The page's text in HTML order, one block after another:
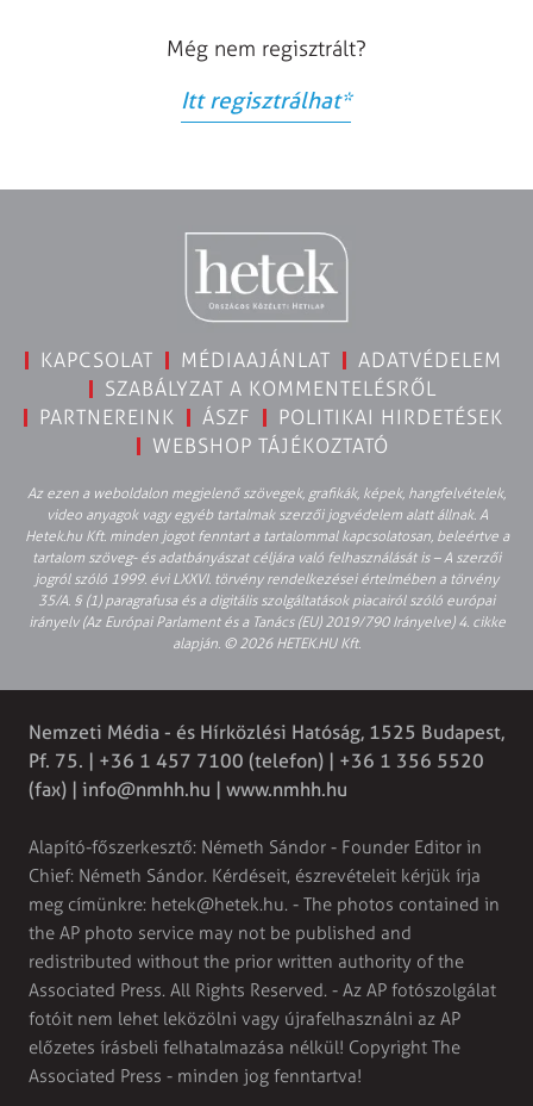
Még nem regisztrált?
Itt regisztrálhat*
KAPCSOLAT MÉDIAAJÁNLAT
ADATVÉDELEM
SZABÁLYZAT A KOMMENTELÉSRŐL
PARTNEREINK
ÁSZF
POLITIKAI HIRDETÉSEK
WEBSHOP TÁJÉKOZTATÓ
Az ezen a weboldalon megjelenő szövegek, grafikák, képek, hangfelvételek,
video anyagok vagy egyéb tartalmak szerzői jogvédelem alatt állnak. A
Hetek.hu Kft. minden jogot fenntart a tartalommal kapcsolatosan, beleértve a
tartalom szöveg- és adatbányászat céljára való felhasználását is – A szerzői
jogról szóló 1999. évi LXXVI. törvény rendelkezései értelmében a törvény
35/A. § (1) paragrafusa és a digitális szolgáltatások piacairól szóló európai
irányelv (Az Európai Parlament és a Tanács (EU) 2019/790 Irányelve) 4. cikke
alapján. © 2026 HETEK.HU Kft.
Nemzeti Média - és Hírközlési Hatóság, 1525 Budapest,
Pf. 75. | +36 1 457 7100 (telefon) | +36 1 356 5520
(fax) | info@nmhh.hu | www.nmhh.hu
Alapító-főszerkesztő: Németh Sándor - Founder Editor in
Chief: Németh Sándor. Kérdéseit, észrevételeit kérjük írja
meg címünkre: hetek@hetek.hu. - The photos contained in
the AP photo service may not be published and
redistributed without the prior written authority of the
Associated Press. All Rights Reserved. - Az AP fotószolgálat
fotóit nem lehet leközölni vagy újrafelhasználni az AP
előzetes írásbeli felhatalmazása nélkül! Copyright The
Associated Press - minden jog fenntartva!